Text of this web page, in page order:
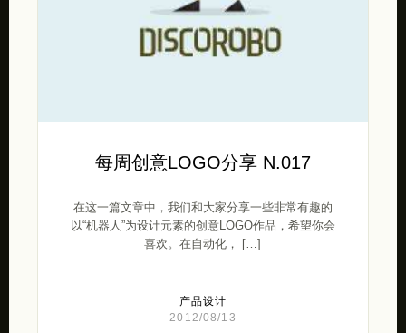
每周创意LOGO分享 N.017
在这一篇文章中，我们和大家分享一些非常有趣的
以“机器人”为设计元素的创意LOGO作品，希望你会
喜欢。在自动化， […]
产品设计
2012/08/13